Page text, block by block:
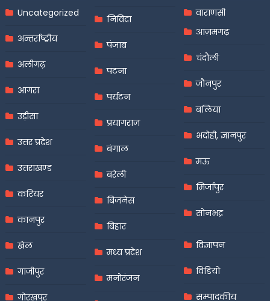
Uncategorized
अन्तर्राष्ट्रीय
अलीगढ़
आगरा
उड़ीसा
उत्तर प्रदेश
उत्तराखण्ड
करियर
कानपुर
खेल
गाजीपुर
गोरखपुर
निविदा
पंजाब
पटना
पर्यटन
प्रयागराज
बंगाल
बरेली
बिजनेस
बिहार
मध्य प्रदेश
मनोरंजन
वाराणसी
आज़मगढ़
चंदौली
जौनपुर
बलिया
भदोही, ज्ञानपुर
मऊ
मिर्जापुर
सोनभद्र
विज्ञापन
विडियो
सम्पादकीय